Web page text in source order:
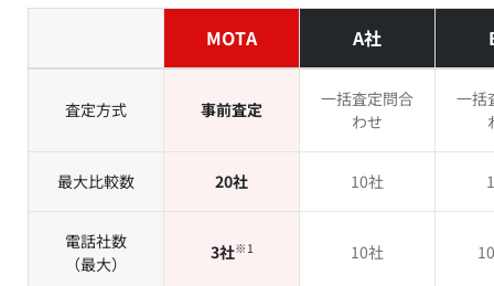
MOTA A社
査定方式 事前査定
一括査定問合
わせ
一括
最大比較数 20社 10社
電話社数
（最大）
3社※1 10社